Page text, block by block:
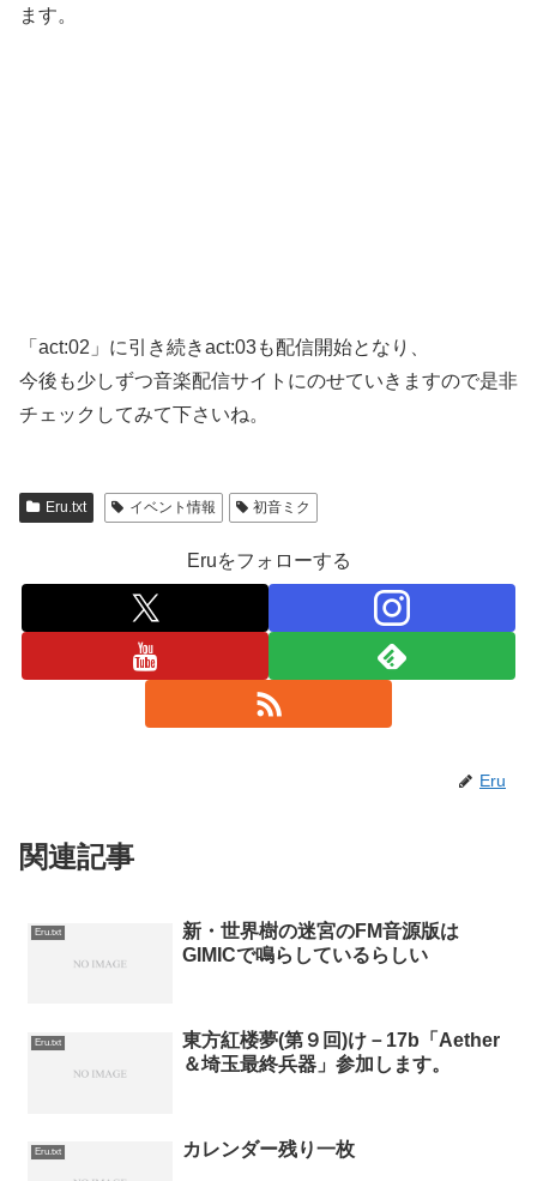
ます。
「act:02」に引き続きact:03も配信開始となり、
今後も少しずつ音楽配信サイトにのせていきますので是非
チェックしてみて下さいね。
Eru.txt イベント情報 初音ミク
Eruをフォローする
Eru
関連記事
Eru.txt
新・世界樹の迷宮のFM音源版は
GIMICで鳴らしているらしい
Eru.txt
東方紅楼夢(第９回)け－17b「Aether
＆埼玉最終兵器」参加します。
Eru.txt カレンダー残り一枚